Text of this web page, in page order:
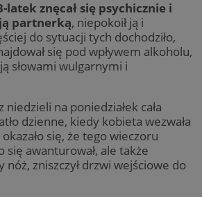
latek znęcał się psychicznie i
partnerką, niepokoił ją i
do sytuacji tych dochodziło,
się pod wpływem alkoholu,
słowami wulgarnymi i
niedzieli na poniedziałek cała
dzienne, kiedy kobieta wezwała
się, że tego wieczoru
się awanturował, ale także
zniszczył drzwi wejściowe do